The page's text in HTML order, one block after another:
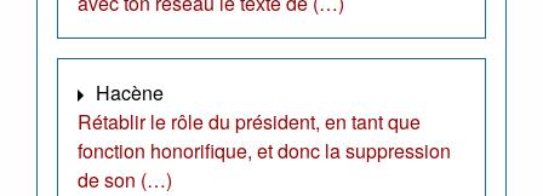
Hacène
Rétablir le rôle du président, en tant que
fonction honorifique, et donc la suppression
de son (…)